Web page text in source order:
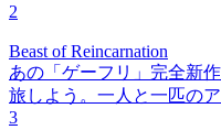
2
Beast of Reincarnation
あの「ゲーフリ」完全新
旅しよう。一人と一匹のア
3